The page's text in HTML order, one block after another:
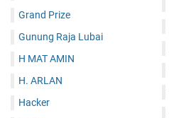
Grand Prize
Gunung Raja Lubai
H MAT AMIN
H. ARLAN
Hacker